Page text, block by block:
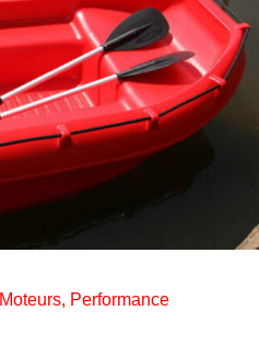
Moteurs, Performance